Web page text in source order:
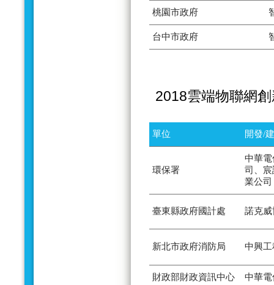
桃園市政府
台中市政府
2018雲端物聯網
單位 開發/
環保署
中華
司、
業公司
臺東縣政府國計處 諾克
新北市政府消防局 中興
財政部財政資訊中心 中華